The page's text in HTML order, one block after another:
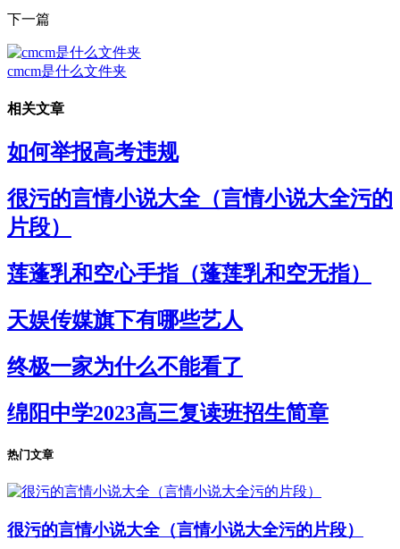
下一篇
cmcm是什么文件夹
相关文章
如何举报高考违规
很污的言情小说大全（言情小说大全污的
片段）
莲蓬乳和空心手指（蓬莲乳和空无指）
天娱传媒旗下有哪些艺人
终极一家为什么不能看了
绵阳中学2023高三复读班招生简章
热门文章
很污的言情小说大全（言情小说大全污的片段）